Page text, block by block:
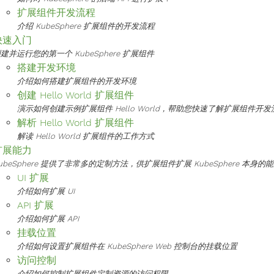
扩展组件开发流程
介绍 KubeSphere 扩展组件的开发流程
速入门
并运行您的第一个 KubeSphere 扩展组件
搭建开发环境
介绍如何搭建扩展组件的开发环境
创建 Hello World 扩展组件
演示如何创建示例扩展组件 Hello World，帮助您快速了解扩展组件开发
解析 Hello World 扩展组件
解读 Hello World 扩展组件的工作方式
展能力
提供了非常多的定制方法，供扩展组件扩展 KubeSphere 本身的
UI 扩展
介绍如何扩展 UI
API 扩展
介绍如何扩展 API
挂载位置
介绍如何设置扩展组件在 KubeSphere Web 控制台的挂载位置
访问控制